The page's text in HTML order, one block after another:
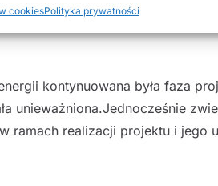
cookiesPolityka prywatności
kontynuowana była faza
unieważniona.Jednocześnie
ramach realizacji projektu i jego